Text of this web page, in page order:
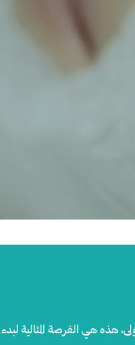
هذههيالفرصةالمثاليةلبدء